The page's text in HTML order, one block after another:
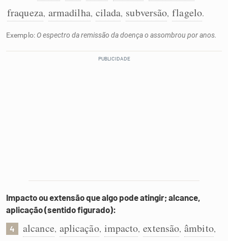
fraqueza, armadilha, cilada, subversão, flagelo.
Exemplo: O espectro da remissão da doença o assombrou por anos.
Impacto ou extensão que algo pode atingir; alcance,
aplicação (sentido figurado):
4 alcance, aplicação, impacto, extensão, âmbito,